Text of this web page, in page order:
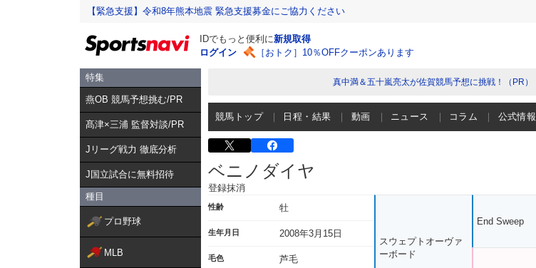
【緊急支援】令和8年熊本地震 緊急支援募金にご協力ください
IDでもっと便利に新規取得
ログイン
［おトク］10％OFFクーポンあります
特集
燕OB 競馬予想挑む/PR
髙津×三浦 監督対談/PR
Jリーグ戦力 徹底分析
J国立試合に無料招待
種目
プロ野球
MLB
真中満＆五十嵐亮太が佐賀競馬予想に挑戦！（PR）
競馬トップ 日程・結果 動画 ニュース コラム 公式情報
ベニノダイヤ
登録抹消
性齢 牡
生年月日 2008年3月15日
毛色 芦毛
スウェプトオーヴァ
ーボード
End Sweep